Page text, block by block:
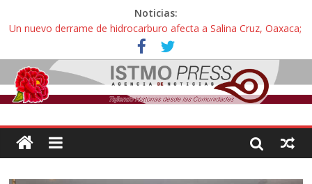
Noticias:
Un nuevo derrame de hidrocarburo afecta a Salina Cruz, Oaxaca;
ahora pescadores de Salinas del Marqués denuncian daños de
Pemex
Ángel, el joven autista expulsado por la Universidad Bienestar de
Ixtepec, Oaxaca vuelve a las aulas tras amparo
Familiares de periodista Alejandro Leyva se reúnen con titular de
intelectuales de su asesinato
Alertan pescadores de Juchitán, Oaxaca de nuevo despojo de su